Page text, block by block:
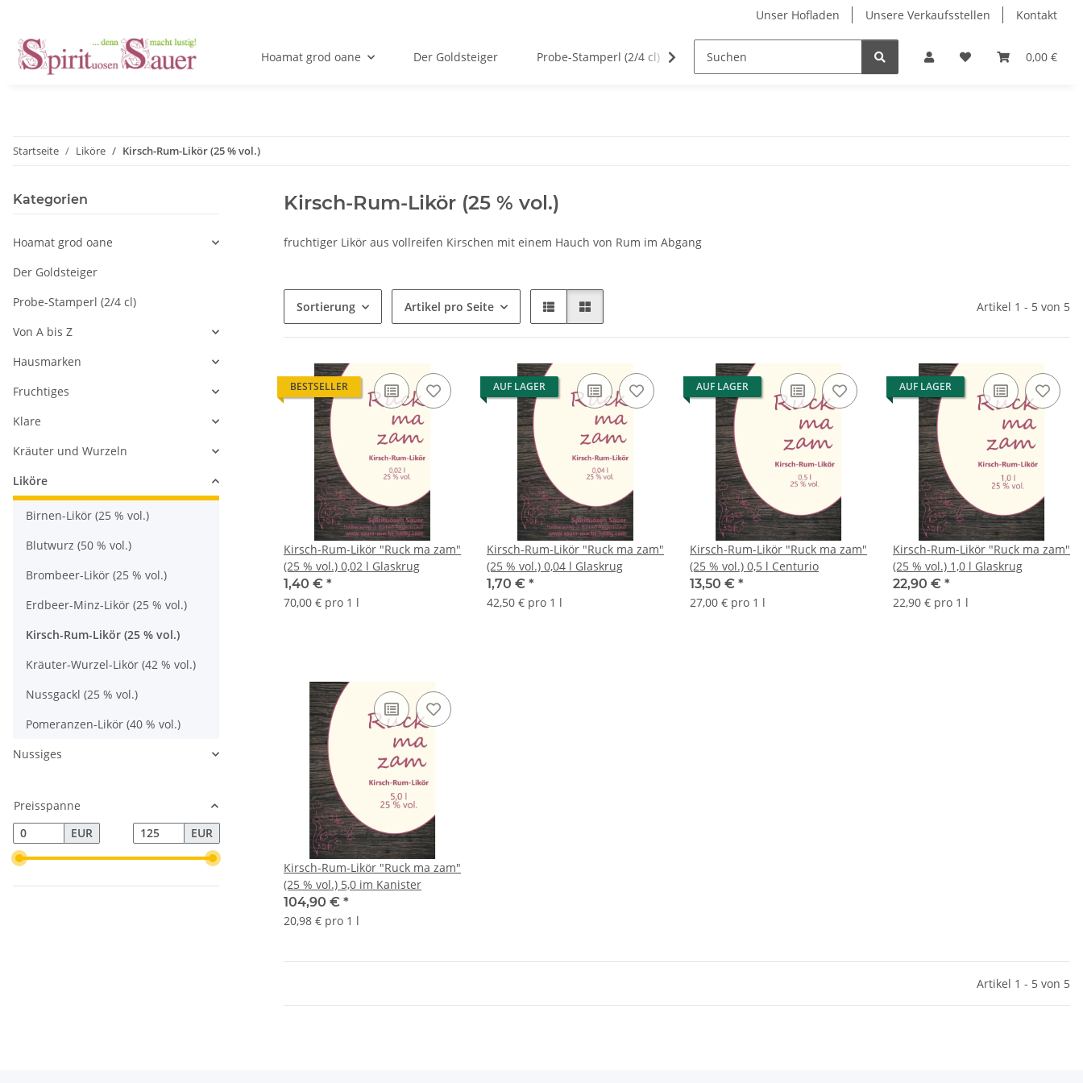
Unser Hofladen Unsere Verkaufsstellen Kontakt
0,00 €
Hoamat grod oane Der Goldsteiger Probe-Stamperl (2/4 cl) Von A bis Z Hausmarken Fruchtiges Klare
Startseite Liköre Kirsch-Rum-Likör (25 % vol.)
Kirsch-Rum-Likör (25 % vol.)
fruchtiger Likör aus vollreifen Kirschen mit einem Hauch von Rum im Abgang
Sortierung Artikel pro Seite Artikel 1 - 5 von 5
BESTSELLER
Kirsch-Rum-Likör "Ruck ma zam"
(25 % vol.) 0,02 l Glaskrug
1,40 € *
70,00 € pro 1 l
AUF LAGER
Kirsch-Rum-Likör "Ruck ma zam"
(25 % vol.) 0,04 l Glaskrug
1,70 € *
42,50 € pro 1 l
AUF LAGER
Kirsch-Rum-Likör "Ruck ma zam"
(25 % vol.) 0,5 l Centurio
13,50 € *
27,00 € pro 1 l
AUF LAGER
Kirsch-Rum-Likör "Ruck ma zam"
(25 % vol.) 1,0 l Glaskrug
22,90 € *
22,90 € pro 1 l
Kirsch-Rum-Likör "Ruck ma zam"
(25 % vol.) 5,0 im Kanister
104,90 € *
20,98 € pro 1 l
Artikel 1 - 5 von 5
Kategorien
Hoamat grod oane
Der Goldsteiger
Probe-Stamperl (2/4 cl)
Von A bis Z
Hausmarken
Fruchtiges
Klare
Kräuter und Wurzeln
Liköre
Birnen-Likör (25 % vol.)
Blutwurz (50 % vol.)
Brombeer-Likör (25 % vol.)
Erdbeer-Minz-Likör (25 % vol.)
Kirsch-Rum-Likör (25 % vol.)
Kräuter-Wurzel-Likör (42 % vol.)
Nussgackl (25 % vol.)
Pomeranzen-Likör (40 % vol.)
Nussiges
Preisspanne
EUR
EUR